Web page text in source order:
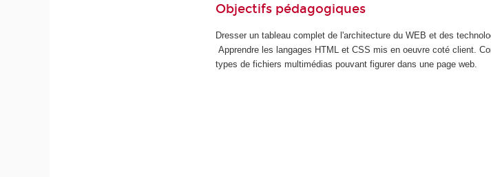
Objectifs pédagogiques
Dresser un tableau complet de l'architecture du WEB et des
Apprendre les langages HTML et CSS mis en oeuvre coté client.
types de fichiers multimédias pouvant figurer dans une page web.